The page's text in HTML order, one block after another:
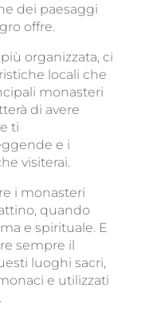
dei paesaggi
offre.
organizzata, ci
locali che
monasteri
di avere
ti
e i
visiterai.
i monasteri
quando
e spirituale. E
sempre il
luoghi sacri,
e utilizzati